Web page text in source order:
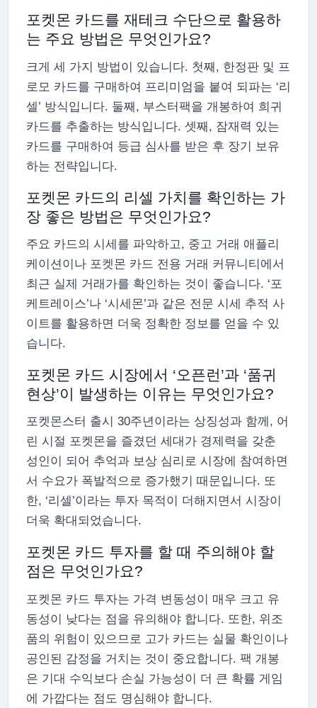
포켓몬 카드를 재테크 수단으로 활용하
는 주요 방법은 무엇인가요?
크게 세 가지 방법이 있습니다. 첫째, 한정판 및 프
로모 카드를 구매하여 프리미엄을 붙여 되파는 ‘리
셀’ 방식입니다. 둘째, 부스터팩을 개봉하여 희귀
카드를 추출하는 방식입니다. 셋째, 잠재력 있는
카드를 구매하여 등급 심사를 받은 후 장기 보유
하는 전략입니다.
포켓몬 카드의 리셀 가치를 확인하는 가
장 좋은 방법은 무엇인가요?
주요 카드의 시세를 파악하고, 중고 거래 애플리
케이션이나 포켓몬 카드 전용 거래 커뮤니티에서
최근 실제 거래가를 확인하는 것이 좋습니다. ‘포
케트레이스’나 ‘시세몬’과 같은 전문 시세 추적 사
이트를 활용하면 더욱 정확한 정보를 얻을 수 있
습니다.
포켓몬 카드 시장에서 ‘오픈런’과 ‘품귀
현상’이 발생하는 이유는 무엇인가요?
포켓몬스터 출시 30주년이라는 상징성과 함께, 어
린 시절 포켓몬을 즐겼던 세대가 경제력을 갖춘
성인이 되어 추억과 보상 심리로 시장에 참여하면
서 수요가 폭발적으로 증가했기 때문입니다. 또
한, ‘리셀’이라는 투자 목적이 더해지면서 시장이
더욱 확대되었습니다.
포켓몬 카드 투자를 할 때 주의해야 할
점은 무엇인가요?
포켓몬 카드 투자는 가격 변동성이 매우 크고 유
동성이 낮다는 점을 유의해야 합니다. 또한, 위조
품의 위험이 있으므로 고가 카드는 실물 확인이나
공인된 감정을 거치는 것이 중요합니다. 팩 개봉
은 기대 수익보다 손실 가능성이 더 큰 확률 게임
에 가깝다는 점도 명심해야 합니다.